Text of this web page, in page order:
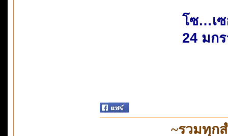
โซ…เซ
24 มก
~รวมทุก